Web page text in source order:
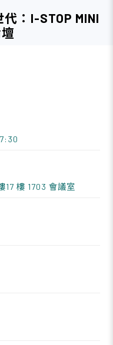
：I-STOP MINI
17 樓 1703 會議室